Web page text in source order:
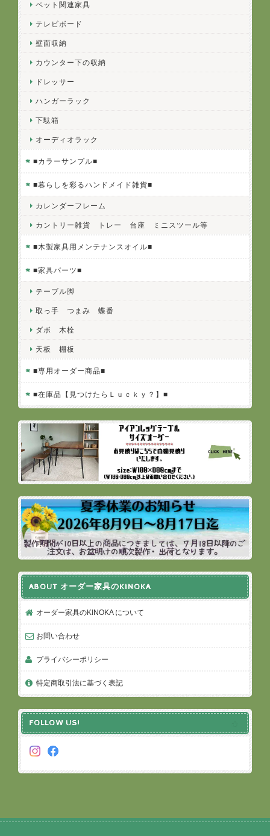
ペット関連家具
テレビボード
壁面収納
カウンター下の収納
ドレッサー
ハンガーラック
下駄箱
オーディオラック
■カラーサンプル■
■暮らしを彩るハンドメイド雑貨■
カレンダーフレーム
カントリー雑貨 トレー 台座 ミニスツール等
■木製家具用メンテナンスオイル■
■家具パーツ■
テーブル脚
取っ手 つまみ 蝶番
ダボ 木栓
天板 棚板
■専用オーダー商品■
■在庫品【見つけたらＬｕｃｋｙ？】■
ABOUT オーダー家具のKINOKA
オーダー家具のKINOKA について
お問い合わせ
プライバシーポリシー
特定商取引法に基づく表記
FOLLOW US!